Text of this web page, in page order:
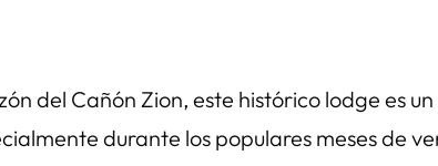
del Cañón Zion, este histórico lodge es
durante los populares meses de